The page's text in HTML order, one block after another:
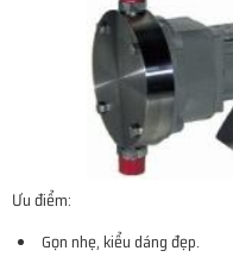
Ưu điểm:
Gọn nhẹ, kiểu dáng đẹp.